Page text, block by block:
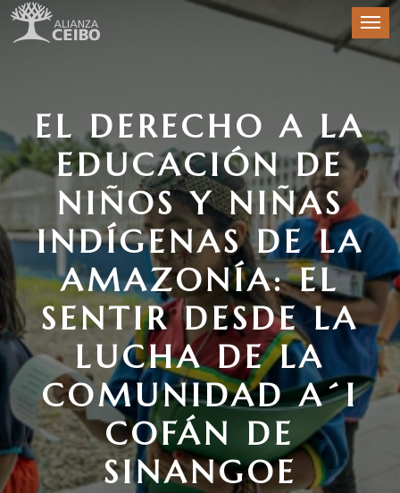
EL DERECHO A LA
EDUCACIÓN DE
NIÑOS Y NIÑAS
INDÍGENAS DE LA
AMAZONÍA: EL
SENTIR DESDE LA
LUCHA DE LA
COMUNIDAD A´I
COFÁN DE
SINANGOE